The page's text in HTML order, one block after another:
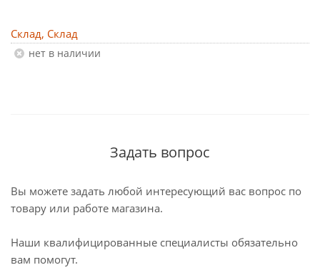
Склад, Склад
Нет в наличии
Задать вопрос
Вы можете задать любой интересующий вас вопрос по
товару или работе магазина.
Наши квалифицированные специалисты обязательно
вам помогут.